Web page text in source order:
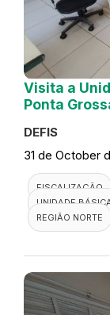
Visita a
Ponta
DEFIS
31 de October
FISCALIZAÇÃO
UNIDADE
REGIÃO NORTE